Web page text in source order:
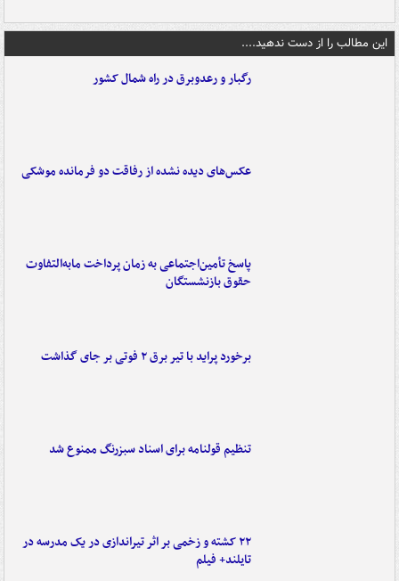
این مطالب را از دست ندهید....
رگبار و رعدوبرق در راه شمال کشور
عکس‌های دیده نشده از رفاقت دو فرمانده‌ موشکی
پاسخ تأمین‌اجتماعی به زمان پرداخت مابه‌التفاوت
حقوق بازنشستگان
برخورد پراید با تیر برق ۲ فوتی بر جای گذاشت
تنظیم قولنامه برای اسناد سبزرنگ ممنوع شد
۲۲ کشته و زخمی بر اثر تیراندازی در یک مدرسه در
تایلند+ فیلم